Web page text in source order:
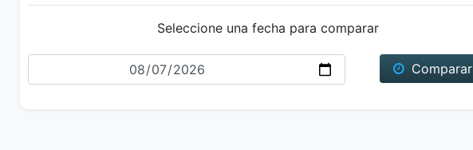
Seleccione una fecha para comparar
Fecha
Comparar